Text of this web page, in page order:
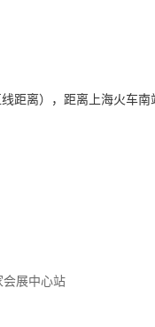
距离），距离上海火车
会展中心站